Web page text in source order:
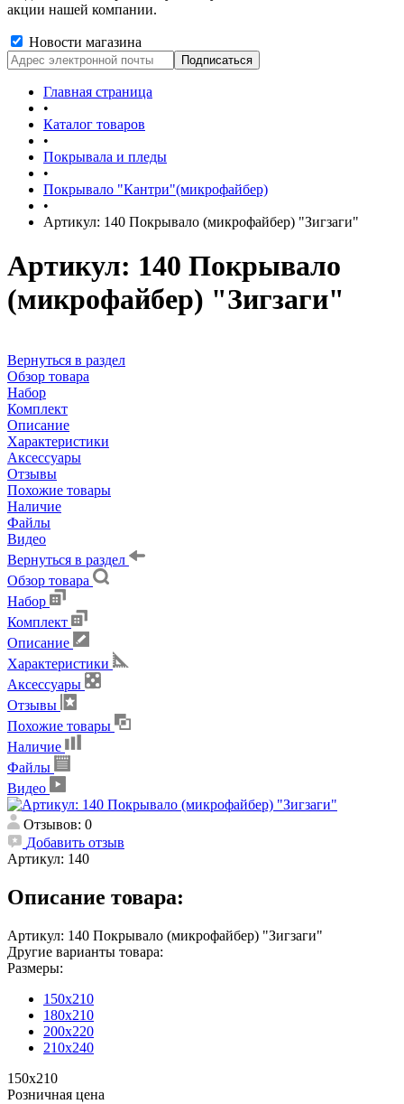
акции нашей компании.
Новости магазина
Главная страница
•
Каталог товаров
•
Покрывала и пледы
•
Покрывало "Кантри"(микрофайбер)
•
Артикул: 140 Покрывало (микрофайбер) "Зигзаги"
Артикул: 140 Покрывало
(микрофайбер) "Зигзаги"
Вернуться в раздел
Обзор товара
Набор
Комплект
Описание
Характеристики
Аксессуары
Отзывы
Похожие товары
Наличие
Файлы
Видео
Вернуться в раздел
Обзор товара
Набор
Комплект
Описание
Характеристики
Аксессуары
Отзывы
Похожие товары
Наличие
Файлы
Видео
Отзывов: 0
Добавить отзыв
Артикул: 140
Описание товара:
Артикул: 140 Покрывало (микрофайбер) "Зигзаги"
Другие варианты товара:
Размеры:
150х210
180х210
200х220
210х240
150х210
Розничная цена